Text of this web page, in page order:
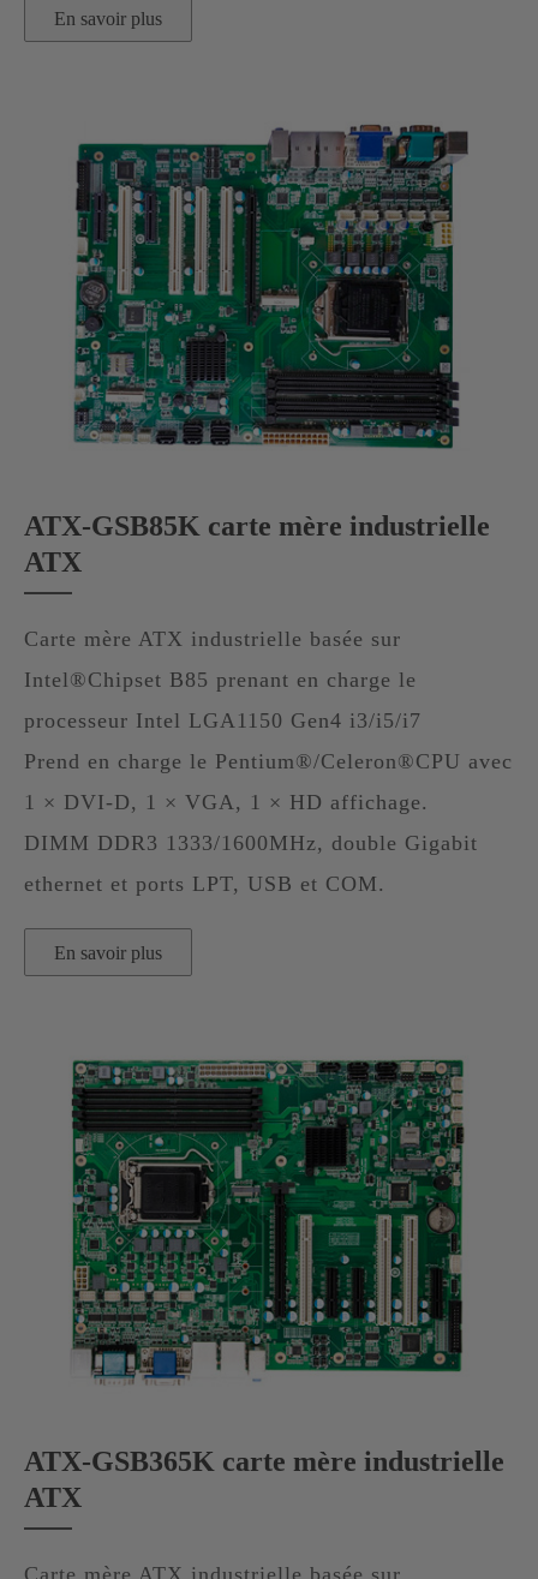
En savoir plus
ATX-GSB85K carte mère industrielle
ATX
Carte mère ATX industrielle basée sur
Intel®Chipset B85 prenant en charge le
processeur Intel LGA1150 Gen4 i3/i5/i7
Prend en charge le Pentium®/Celeron®CPU avec
1 × DVI-D, 1 × VGA, 1 × HD affichage.
DIMM DDR3 1333/1600MHz, double Gigabit
ethernet et ports LPT, USB et COM.
En savoir plus
ATX-GSB365K carte mère industrielle
ATX
Carte mère ATX industrielle basée sur